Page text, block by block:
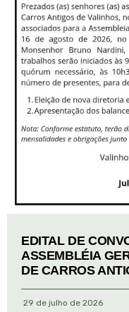
EDITAL DE
ASSEMBLÉIA
DE CARROS
29 de julho de 2026